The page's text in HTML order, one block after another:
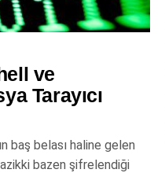
ve
Tarayıcı
baş belası haline gelen
bazen şifrelendiği